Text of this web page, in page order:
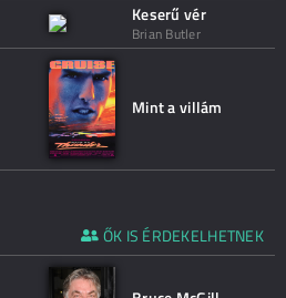
Keserű vér
Brian Butler
Mint a villám
ŐK IS ÉRDEKELHETNEK